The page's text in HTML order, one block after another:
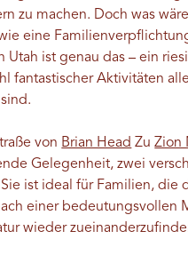
zu machen. Doch was
eine
Utah ist genau das – ein
fantastischer Aktivitäten
von Brian Head ZuZion
Gelegenheit, zwei
ist ideal für Familien, die
einer bedeutungsvollen
wieder